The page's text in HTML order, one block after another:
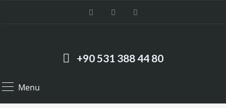
+90 531 388 44 80
Menu